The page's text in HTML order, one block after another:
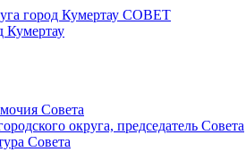
СОВЕТ
Кумертау
Совета
округа, председатель Совета
Совета